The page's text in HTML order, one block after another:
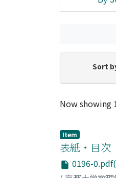
Sort
Recent
Now showing
Item
表紙・目次
0196-